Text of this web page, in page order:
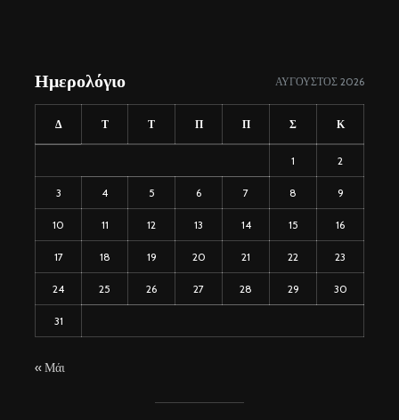
Ημερολόγιο ΑΎΓΟΥΣΤΟΣ 2026
Δ Τ Τ Π Π Σ Κ
1 2
3 4 5 6 7 8 9
10 11 12 13 14 15 16
17 18 19 20 21 22 23
24 25 26 27 28 29 30
31
« Μάι